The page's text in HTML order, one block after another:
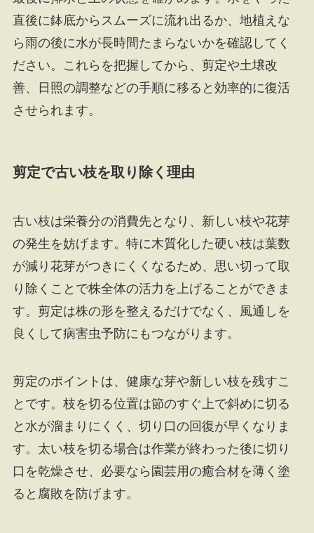
直後に鉢底からスムーズに流れ出るか、地植えな
ら雨の後に水が長時間たまらないかを確認してく
ださい。これらを把握してから、剪定や土壌改
善、日照の調整などの手順に移ると効率的に復活
させられます。
剪定で古い枝を取り除く理由
古い枝は栄養分の消費先となり、新しい枝や花芽
の発生を妨げます。特に木質化した硬い枝は葉数
が減り花芽がつきにくくなるため、思い切って取
り除くことで株全体の活力を上げることができま
す。剪定は株の形を整えるだけでなく、風通しを
良くして病害虫予防にもつながります。
剪定のポイントは、健康な芽や新しい枝を残すこ
とです。枝を切る位置は節のすぐ上で斜めに切る
と水が溜まりにくく、切り口の回復が早くなりま
す。太い枝を切る場合は作業が終わった後に切り
口を乾燥させ、必要なら園芸用の癒合材を薄く塗
ると腐敗を防げます。